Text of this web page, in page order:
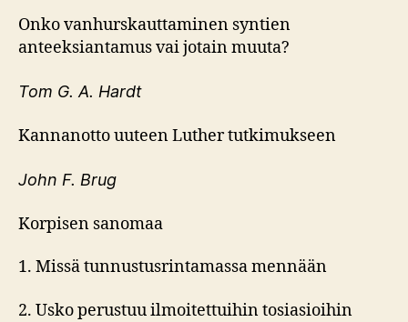
Onko vanhurskauttaminen syntien
anteeksiantamus vai jotain muuta?
Tom G. A. Hardt
Kannanotto uuteen Luther tutkimukseen
John F. Brug
Korpisen sanomaa
1. Missä tunnustusrintamassa mennään
2. Usko perustuu ilmoitettuihin tosiasioihin